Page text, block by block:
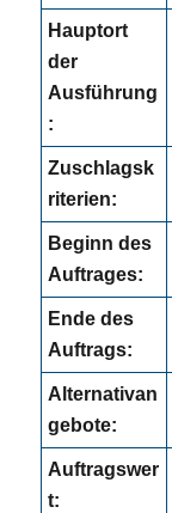
Hauptort
der
Ausführung
:
Zuschlagsk
riterien:
Beginn des
Auftrages:
Ende des
Auftrags:
Alternativan
gebote:
Auftragswer
t: